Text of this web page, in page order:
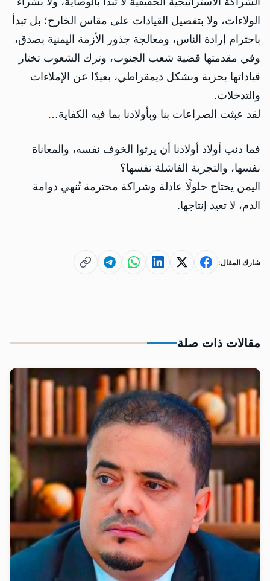
الولاءات، ولا بتفصيل القيادات على مقاس الخارج؛ بل تبدأ
باحترام إرادة الناس، ومعالجة جذور الأزمة اليمنية بصدق،
وفي مقدمتها قضية شعب الجنوب، وترك الشعوب تختار
قياداتها بحرية وبشكل ديمقراطي، بعيدًا عن الإملاءات
والتدخلات.
لقد عبثت الصراعات بنا وبأولادنا بما فيه الكفاية…
فما ذنب أولاد أولادنا أن يرثوا الخوف نفسه، والمعاناة
نفسها، والتجربة الفاشلة نفسها؟
اليمن يحتاج حلولًا عادلة وشراكة محترمة تُنهي دوامة
الدم، لا تعيد إنتاجها.
شارك المقال:
مقالات ذات صلة